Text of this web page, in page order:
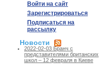
Войти на сайт
Зарегистрироваться
Подписаться на
рассылку
Новости
2022-02-03 Бранч с
представителями британских
школ – 12 февраля в Киеве